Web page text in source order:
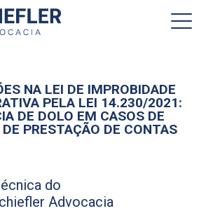
NA LEI DE IMPROBIDADE
PELA LEI 14.230/2021:
DE DOLO EM CASOS DE
PRESTAÇÃO DE CONTAS
do
Advocacia